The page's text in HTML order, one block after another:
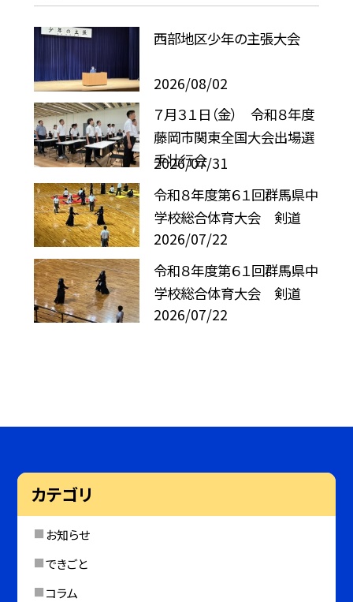
西部地区少年の主張大会
2026/08/02
７月３１日（金） 令和８年度
藤岡市関東全国大会出場選
手壮行会
2026/07/31
令和８年度第６１回群馬県中
学校総合体育大会 剣道
2026/07/22
令和８年度第６１回群馬県中
学校総合体育大会 剣道
2026/07/22
カテゴリ
お知らせ
できごと
コラム